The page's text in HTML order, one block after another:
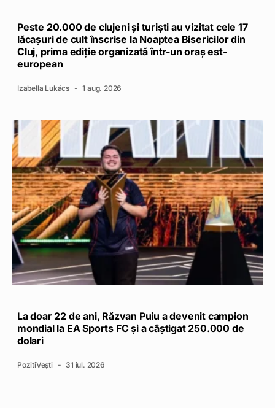
Peste 20.000 de clujeni și turiști au vizitat cele 17
lăcașuri de cult înscrise la Noaptea Bisericilor din
Cluj, prima ediție organizată într-un oraș est-
european
Izabella Lukács 1 aug. 2026
La doar 22 de ani, Răzvan Puiu a devenit campion
mondial la EA Sports FC și a câștigat 250.000 de
dolari
PozitiVești 31 iul. 2026